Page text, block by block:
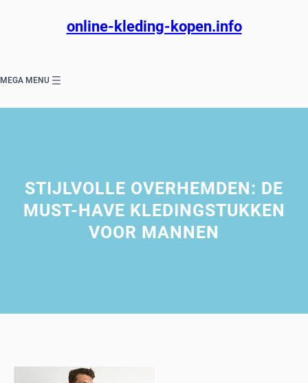
online-kleding-kopen.info
MEGA MENU
STIJLVOLLE OVERHEMDEN: DE
MUST-HAVE KLEDINGSTUKKEN
VOOR MANNEN